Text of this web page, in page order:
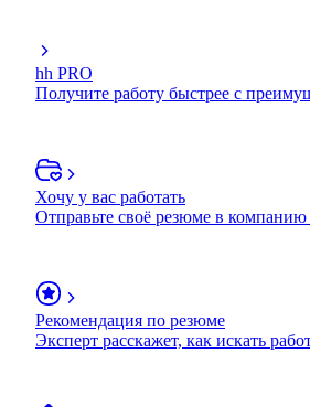
hh PRO
Получите работу быстрее с
Хочу у вас работать
Отправьте своё резюме в
Рекомендация по резюме
Эксперт расскажет, как искать